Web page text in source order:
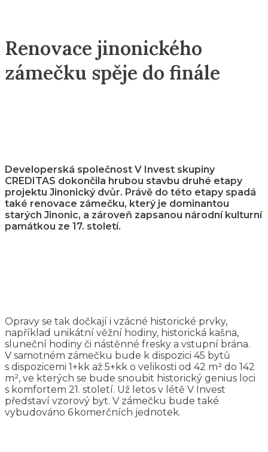
Renovace jinonického
zámečku spěje do finále
Developerská společnost V Invest skupiny
CREDITAS dokončila hrubou stavbu druhé etapy
projektu Jinonický dvůr. Právě do této etapy spadá
také renovace zámečku, který je dominantou
starých Jinonic, a zároveň zapsanou národní kulturní
památkou ze 17. století.
Opravy se tak dočkají i vzácné historické prvky,
například unikátní věžní hodiny, historická kašna,
sluneční hodiny či nástěnné fresky a vstupní brána.
V samotném zámečku bude k dispozici 45 bytů
s dispozicemi 1+kk až 5+kk o velikosti od 42 m² do 142
m², ve kterých se bude snoubit historický genius loci
s komfortem 21. století. Už letos v létě V Invest
představí vzorový byt. V zámečku bude také
vybudováno 6 komerčních jednotek.